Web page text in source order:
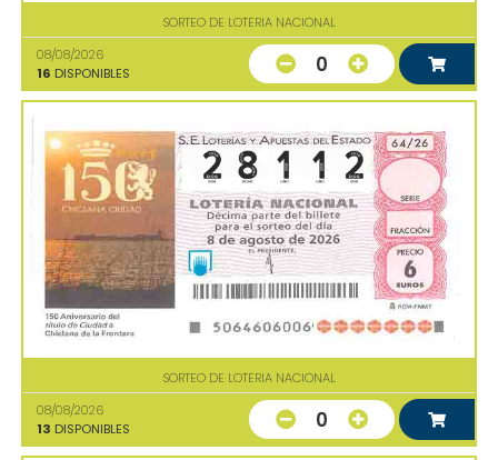
SORTEO DE LOTERIA NACIONAL
08/08/2026
16 DISPONIBLES 0
SORTEO DE LOTERIA NACIONAL
08/08/2026
13 DISPONIBLES 0